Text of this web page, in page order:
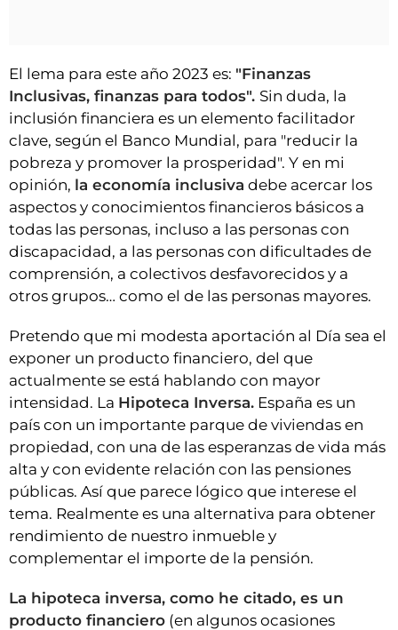
El lema para este año 2023 es: "Finanzas
Inclusivas, finanzas para todos". Sin duda, la
inclusión financiera es un elemento facilitador
clave, según el Banco Mundial, para "reducir la
pobreza y promover la prosperidad". Y en mi
opinión, la economía inclusiva debe acercar los
aspectos y conocimientos financieros básicos a
todas las personas, incluso a las personas con
discapacidad, a las personas con dificultades de
comprensión, a colectivos desfavorecidos y a
otros grupos… como el de las personas mayores.
Pretendo que mi modesta aportación al Día sea el
exponer un producto financiero, del que
actualmente se está hablando con mayor
intensidad. La Hipoteca Inversa. España es un
país con un importante parque de viviendas en
propiedad, con una de las esperanzas de vida más
alta y con evidente relación con las pensiones
públicas. Así que parece lógico que interese el
tema. Realmente es una alternativa para obtener
rendimiento de nuestro inmueble y
complementar el importe de la pensión.
La hipoteca inversa, como he citado, es un
producto financiero (en algunos ocasiones